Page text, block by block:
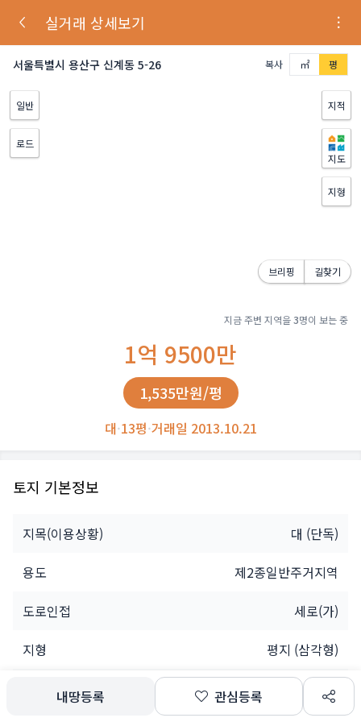
실거래 상세보기
서울특별시 용산구 신계동 5-26 복사 ㎡ 평
일반
로드
지적
지도
지형
브리핑 길찾기
지금 주변 지역을3명이 보는 중
1억 9500만
1,535만원/평
대·13평·거래일 2013.10.21
토지 기본정보
지목(이용상황) 대 (단독)
용도
제2종일반주거지역
도로인접
세로(가)
지형
평지 (삼각형)
소유자
개인
내땅등록 관심등록